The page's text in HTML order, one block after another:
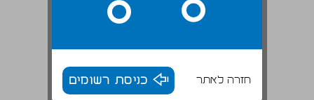
חזרה לאתר כניסת רשומים